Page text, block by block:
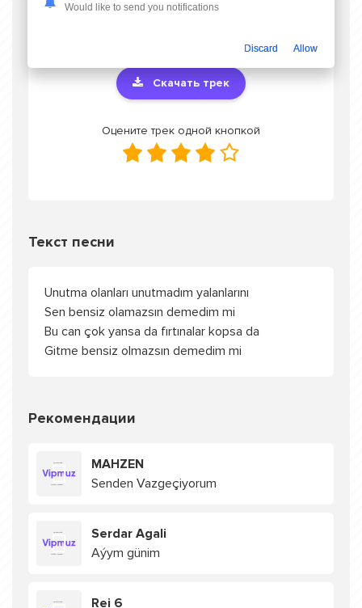
Uzaktaв mp3 или слушать онлайн
Скачать трек
Оцените трек одной кнопкой
Текст песни
Unutma olanları unutmadım yalanlarını
Sen bensiz olamazsın demedim mi
Bu can çok yansa da fırtınalar kopsa da
Gitme bensiz olmazsın demedim mi
Рекомендации
MAHZEN
Senden Vazgeçiyorum
Serdar Agali
Aýym günim
Rei 6
Would like to send you notifications
Discard Allow